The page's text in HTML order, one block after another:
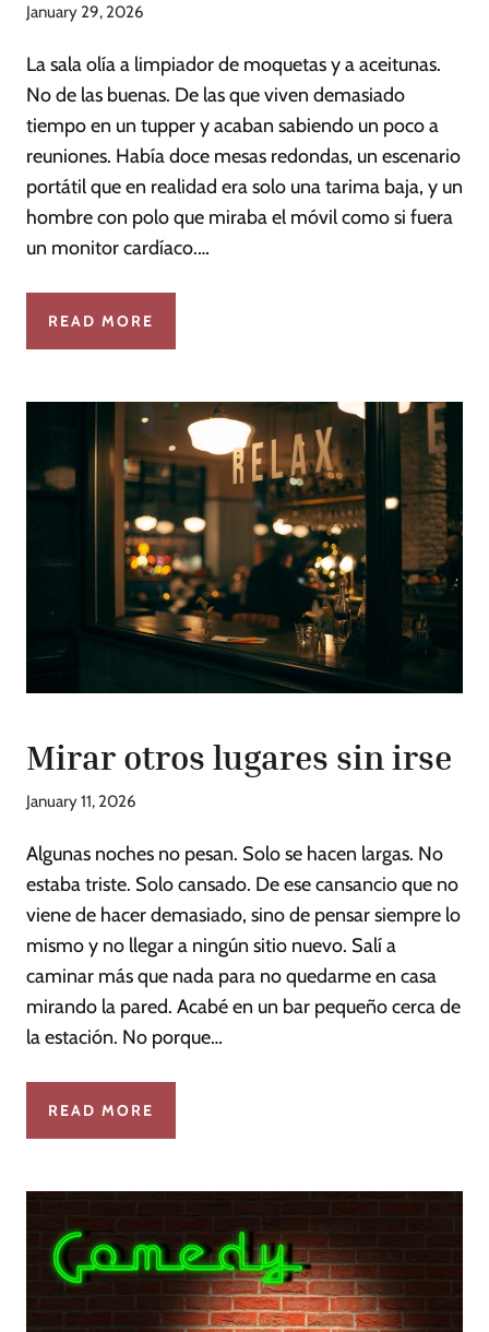
January 29, 2026
La sala olía a limpiador de moquetas y a aceitunas.
No de las buenas. De las que viven demasiado
tiempo en un tupper y acaban sabiendo un poco a
reuniones. Había doce mesas redondas, un escenario
portátil que en realidad era solo una tarima baja, y un
hombre con polo que miraba el móvil como si fuera
un monitor cardíaco.…
READ MORE
Mirar otros lugares sin irse
January 11, 2026
Algunas noches no pesan. Solo se hacen largas. No
estaba triste. Solo cansado. De ese cansancio que no
viene de hacer demasiado, sino de pensar siempre lo
mismo y no llegar a ningún sitio nuevo. Salí a
caminar más que nada para no quedarme en casa
mirando la pared. Acabé en un bar pequeño cerca de
la estación. No porque…
READ MORE